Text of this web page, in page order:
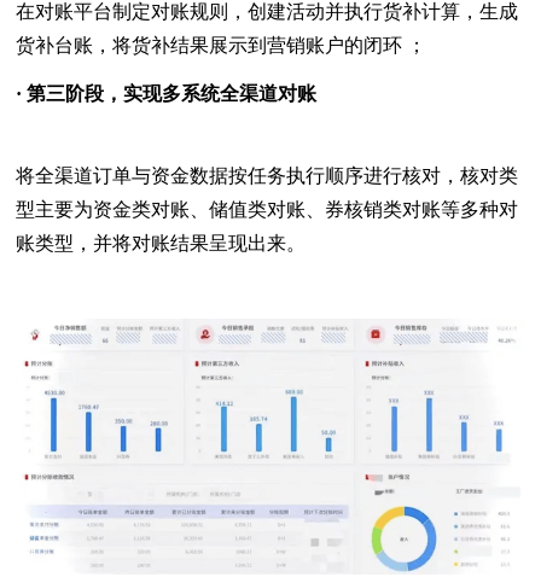
在对账平台制定对账规则，创建活动并执行货补计算，生成
货补台账，将货补结果展示到营销账户的闭环 ；
· 第三阶段，实现多系统全渠道对账
将全渠道订单与资金数据按任务执行顺序进行核对，核对类
型主要为资金类对账、储值类对账、券核销类对账等多种对
账类型，并将对账结果呈现出来。